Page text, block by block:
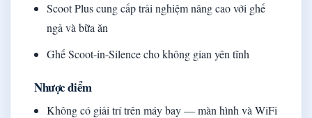
Scoot Plus cung cấp trải nghiệm nâng cao với ghế
ngả và bữa ăn
Ghế Scoot-in-Silence cho không gian yên tĩnh
Nhược điểm
Không có giải trí trên máy bay — màn hình và WiFi